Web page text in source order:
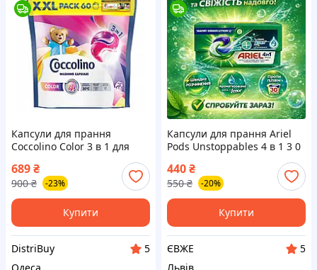
Капсули для прання
Coccolino Color 3 в 1 для
кольорової білизни 60 шт
689₴
900 ₴ -23%
Купити
DistriBuy
5
Капсули для прання Ariel
Pods Unstoppables 4 в 1 3 0
440₴
550 ₴ -20%
Купити
ЄВЖЕ
5